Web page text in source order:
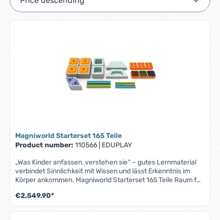
Magniworld Starterset 165 Teile
Product number: 110566 EDUPLAY
„Was Kinder anfassen, verstehen sie“ – gutes Lernmaterial
verbindet Sinnlichkeit mit Wissen und lässt Erkenntnis im
Körper ankommen. Magniworld Starterset 165 Teile Raum für
entstehen aus einzelnen Modulen ganze Welten. Das
vielseitige Konstruktionssystem lädt Kinder dazu ein, zu
€2,549.90*